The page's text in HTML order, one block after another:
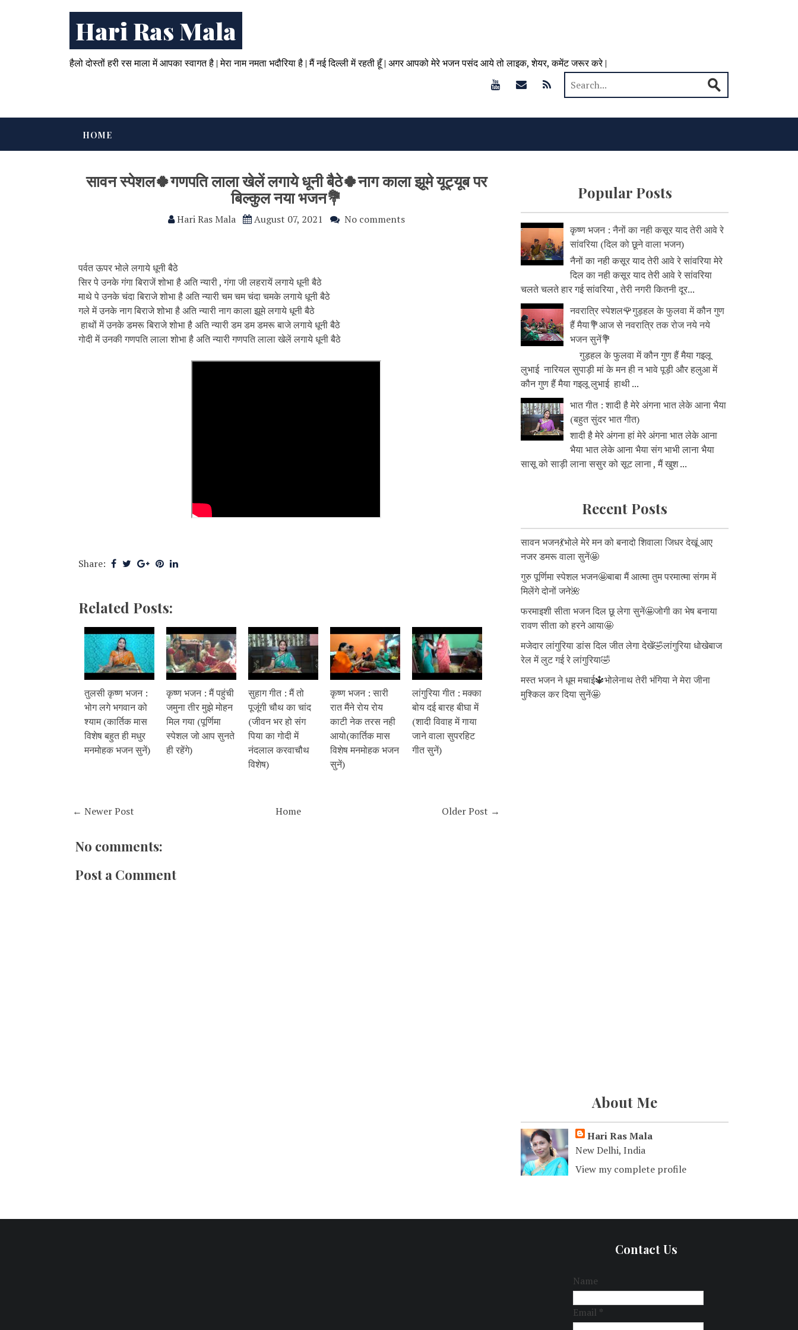
Hari Ras Mala
हैलो दोस्तों हरी रस माला में आपका स्वागत है | मेरा नाम नमता भदौरिया है | मैं नई दिल्ली में रहती हूँ | अगर आपको मेरे भजन पसंद आये तो लाइक, शेयर, कमेंट जरूर करे |
HOME
सावन स्पेशल🍀गणपति लाला खेलें लगाये धूनी बैठे🍀नाग काला झूमे यूट्यूब पर
बिल्कुल नया भजन💐
Hari Ras Mala August 07, 2021 No comments
पर्वत ऊपर भोले लगाये धूनी बैठे
सिर पे उनके गंगा बिराजें शोभा है अति न्यारी , गंगा जी लहरायें लगाये धूनी बैठे
माथे पे उनके चंदा बिराजे शोभा है अति न्यारी चम चम चंदा चमके लगाये धूनी बैठे
गले में उनके नाग बिराजे शोभा है अति न्यारी नाग काला झूमे लगाये धूनी बैठे
हाथों में उनके डमरू बिराजे शोभा है अति न्यारी डम डम डमरू बाजे लगाये धूनी बैठे
गोदी में उनकी गणपति लाला शोभा है अति न्यारी गणपति लाला खेलें लगाये धूनी बैठे
Share:
Related Posts:
तुलसी कृष्ण भजन :
भोग लगे भगवान को
श्याम (कार्तिक मास
विशेष बहुत ही मधुर
मनमोहक भजन सुनें)
कृष्ण भजन : मैं पहुंची
जमुना तीर मुझे मोहन
मिल गया (पूर्णिमा
स्पेशल जो आप सुनते
ही रहेंगे)
सुहाग गीत : मैं तो
पूजूंगी चौथ का चांद
(जीवन भर हो संग
पिया का गोदी में
नंदलाल करवाचौथ
विशेष)
कृष्ण भजन : सारी
रात मैंने रोय रोय
काटी नेक तरस नही
आयो(कार्तिक मास
विशेष मनमोहक भजन
सुनें)
लांगुरिया गीत : मक्का
बोय दई बारह बीघा में
(शादी विवाह में गाया
जाने वाला सुपरहिट
गीत सुनें)
← Newer Post Older Post →
Home
No comments:
Post a Comment
Popular Posts
कृष्ण भजन : नैनों का नही कसूर याद तेरी आवे रे
सांवरिया (दिल को छूने वाला भजन)
नैनों का नही कसूर याद तेरी आवे रे सांवरिया मेरे
दिल का नही कसूर याद तेरी आवे रे सांवरिया
चलते चलते हार गई सांवरिया , तेरी नगरी कितनी दूर...
नवरात्रि स्पेशल🌹गुड़हल के फुलवा में कौन गुण
हैं मैया💐आज से नवरात्रि तक रोज नये नये
भजन सुनें💐
गुड़हल के फुलवा में कौन गुण हैं मैया गइलू
लुभाई नारियल सुपाड़ी मां के मन ही न भावे पूड़ी और हलुआ में
कौन गुण हैं मैया गइलू लुभाई हाथी ...
भात गीत : शादी है मेरे अंगना भात लेके आना भैया
(बहुत सुंदर भात गीत)
शादी है मेरे अंगना हां मेरे अंगना भात लेके आना
भैया भात लेके आना भैया संग भाभी लाना भैया
सासू को साड़ी लाना ससुर को सूट लाना , मैं खुश ...
Recent Posts
सावन भजन💃भोले मेरे मन को बनादो शिवाला जिधर देखूं आए
नजर डमरू वाला सुनें🤩
गुरु पूर्णिमा स्पेशल भजन🤩बाबा मैं आत्मा तुम परमात्मा संगम में
मिलेंगे दोनों जने🌺
फरमाइशी सीता भजन दिल छू लेगा सुनें🤩जोगी का भेष बनाया
रावण सीता को हरने आया🤩
मजेदार लांगुरिया डांस दिल जीत लेगा देखें🤣लांगुरिया धोखेबाज
रेल में लुट गई रे लांगुरिया🤣
मस्त भजन ने धूम मचाई🔱भोलेनाथ तेरी भंगिया ने मेरा जीना
मुश्किल कर दिया सुनें🤩
About Me
Hari Ras Mala
New Delhi, India
View my complete profile
Contact Us
Name
Email *